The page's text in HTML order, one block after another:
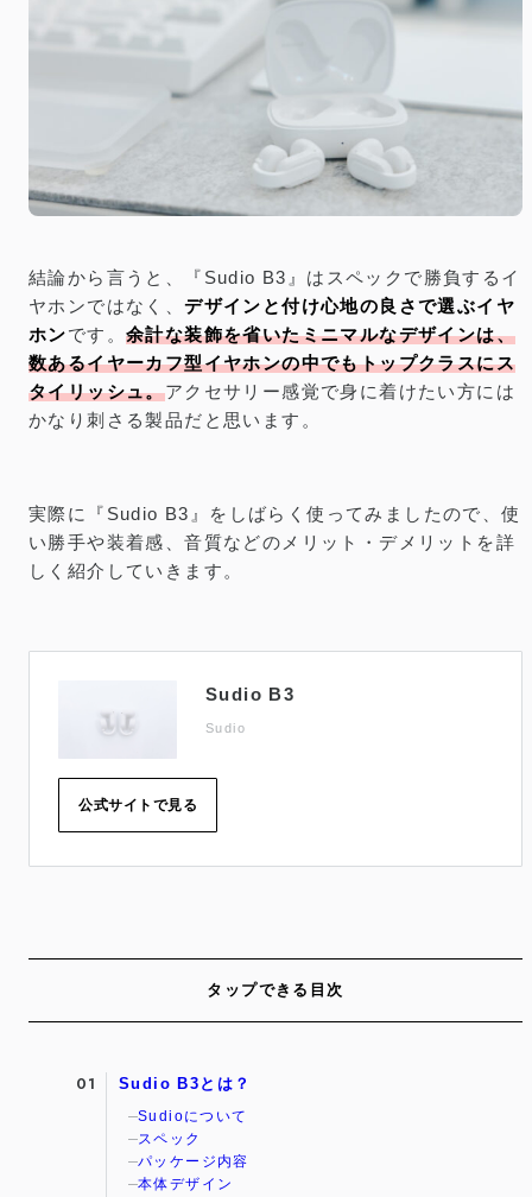
結論から言うと、『Sudio B3』はスペックで勝負するイ
ヤホンではなく、デザインと付け心地の良さで選ぶイヤ
ホンです。余計な装飾を省いたミニマルなデザインは、
数あるイヤーカフ型イヤホンの中でもトップクラスにス
タイリッシュ。アクセサリー感覚で身に着けたい方には
かなり刺さる製品だと思います。
実際に『Sudio B3』をしばらく使ってみましたので、使
い勝手や装着感、音質などのメリット・デメリットを詳
しく紹介していきます。
Sudio B3
Sudio
公式サイトで見る
タップできる目次
Sudio B3とは？
Sudioについて
スペック
パッケージ内容
本体デザイン